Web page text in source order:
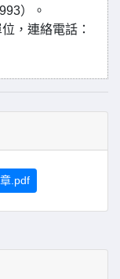
）。
，連絡電話：
.pdf